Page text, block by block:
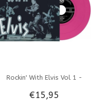
Rockin' With Elvis Vol 1 -
Belgian Edition Re-Issue
€15,95